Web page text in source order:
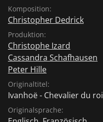
Komposition:
Christopher Dedrick
Produktion:
Christophe Izard
Cassandra Schafhausen
Peter Hille
Originaltitel:
Ivanhoë - Chevalier du roi
Originalsprache: